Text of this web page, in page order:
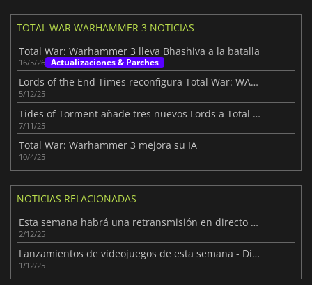
TOTAL WAR WARHAMMER 3 NOTICIAS
Total War: Warhammer 3 lleva Bhashiva a la batalla
16/5/26 Actualizaciones & Parches
Lords of the End Times reconfigura Total War: WARHAMMER III
5/12/25
Tides of Torment añade tres nuevos Lords a Total War: Warhammer III
7/11/25
Total War: Warhammer 3 mejora su IA
10/4/25
NOTICIAS RELACIONADAS
Esta semana habrá una retransmisión en directo especial de Total War
2/12/25
Lanzamientos de videojuegos de esta semana - Diciembre 2025 (Semana 49)
1/12/25